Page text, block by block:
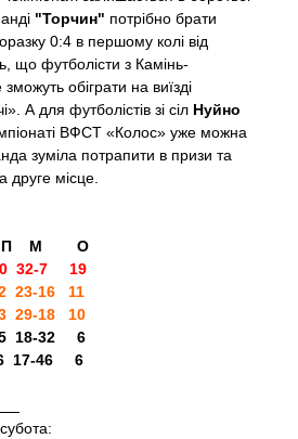
"Торчин" потрібно брати
0:4 в першому колі від
що футболісти з Камінь-
обіграти на виїзді
А для футболістів зі сіл Нуйно
ВФСТ «Колос» уже можна
зуміла потрапити в призи та
друге місце.
П М О
32-7 19
16 11
18 10
18-32 6
6 17-46 6